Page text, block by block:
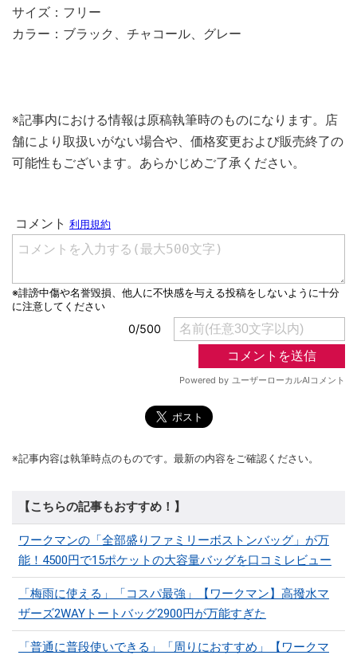
サイズ：フリー
カラー：ブラック、チャコール、グレー
※記事内における情報は原稿執筆時のものになります。店
舗により取扱いがない場合や、価格変更および販売終了の
可能性もございます。あらかじめご了承ください。
※記事内容は執筆時点のものです。最新の内容をご確認ください。
【こちらの記事もおすすめ！】
ワークマンの「全部盛りファミリーボストンバッグ」が万
能！4500円で15ポケットの大容量バッグを口コミレビュー
「梅雨に使える」「コスパ最強」【ワークマン】高撥水マ
ザーズ2WAYトートバッグ2900円が万能すぎた
「普通に普段使いできる」「周りにおすすめ」【ワークマ